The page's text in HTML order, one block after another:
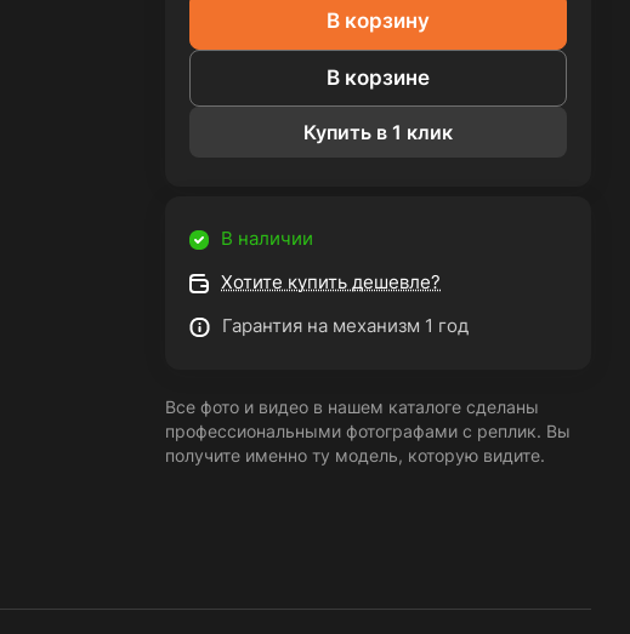
В корзину
В корзине
Купить в 1 клик
В наличии
Хотите купить дешевле?
Гарантия на механизм 1 год
Все фото и видео в нашем каталоге сделаны
профессиональными фотографами с реплик. Вы
получите именно ту модель, которую видите.